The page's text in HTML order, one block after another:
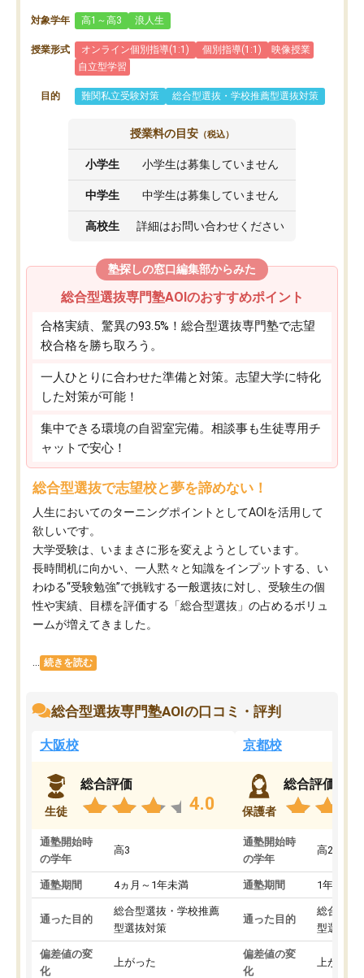
対象学年 高1～高3 浪人生
授業形式 オンライン個別指導(1:1) 個別指導(1:1)
映像授業
自立型学習
目的 難関私立受験対策 総合型選抜・学校推薦型選抜対策
授業料の目安 （税込）
小学生 小学生は募集していません
中学生 中学生は募集していません
高校生 詳細はお問い合わせください
塾探しの窓口編集部からみた
総合型選抜専門塾AOIのおすすめポイント
合格実績、驚異の93.5%！総合型選抜専門塾で志望
校合格を勝ち取ろう。
一人ひとりに合わせた準備と対策。志望大学に特化
した対策が可能！
集中できる環境の自習室完備。相談事も生徒専用チ
ャットで安心！
総合型選抜で志望校と夢を諦めない！
人生においてのターニングポイントとしてAOIを活用して
欲しいです。
大学受験は、いままさに形を変えようとしています。
長時間机に向かい、一人黙々と知識をインプットする、い
わゆる“受験勉強”で挑戦する一般選抜に対し、受験生の個
性や実績、目標を評価する「総合型選抜」の占めるボリュ
ームが増えてきました。
続きを読む
総合型選抜専門塾AOIの口コミ・評判
大阪校
生徒
総合評価
4.0
通塾開始時
の学年
高3
通塾期間 4ヵ月～1年未満
通った目的
総合型選抜・学校推薦
型選抜対策
偏差値の変
化
上がった
京都校
保護者
総合評価
通塾開始時
の学年
高2
通塾期間 1年以上
通った目的
総合型選
型選抜対
偏差値の変
化
上がった